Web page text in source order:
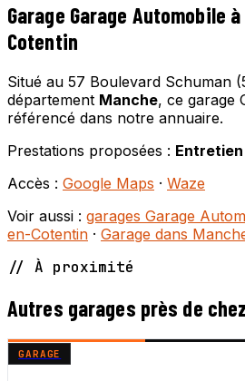
Garage Garage Automobile
Cotentin
Situé au 57 Boulevard Schuman
département Manche, ce garage
référencé dans notre annuaire.
Prestations proposées :
Accès : Google Maps · Waze
Voir aussi : garages Garage
en-Cotentin · Garage dans
// À proximité
Autres garages près de
GARAGE